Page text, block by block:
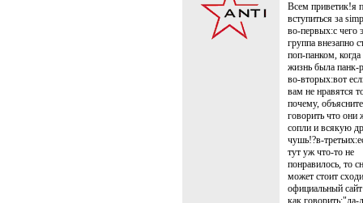
Всем приветик!я
вступиться за
во-первых:с чего
группа внезапно
поп-панком,
жизнь была панк-
во-вторых:вот
вам не нравятся
почему,
говорить что они
сопли и всякую
чушь!?в-
тут уж что-то не
понравилось, то
может стоит
официальный
как говорить:"да-